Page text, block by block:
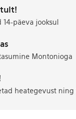
päeva jooksul
Montonioga
heategevust ning